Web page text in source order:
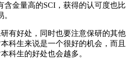
含金量高的SCI，获得的认可度也比
有好处，同时也要注意保研的其他
科生来说是一个很好的机会，而且
科生的好处也会越多。